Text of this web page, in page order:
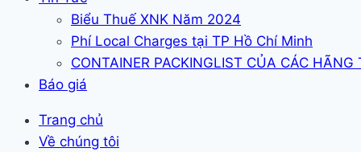
Biểu Thuế XNK Năm 2024
Phí Local Charges tại TP Hồ Chí Minh
CONTAINER PACKINGLIST CỦA CÁC HÃNG
Báo giá
Trang chủ
Về chúng tôi